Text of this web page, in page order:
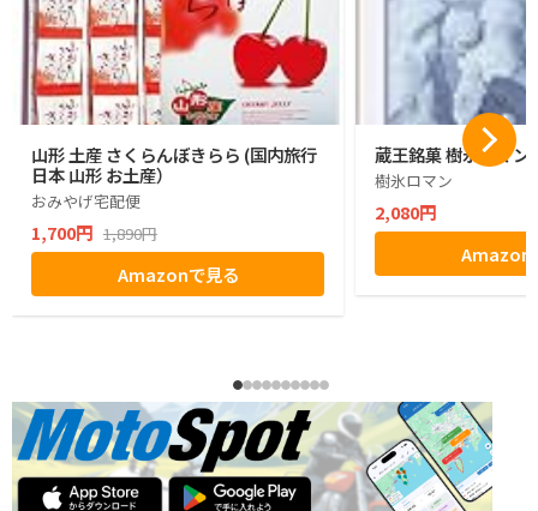
山形 土産 さくらんぼきらら (国内旅行
日本 山形 お土産）
おみやげ宅配便
1,700円 1,890円
Amazonで見る
蔵王銘菓 樹氷ロマン
樹氷ロマン
2,080円
Amazon